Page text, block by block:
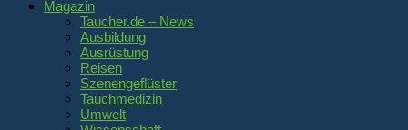
Magazin
Taucher.de – News
Ausbildung
Ausrüstung
Reisen
Szenengeflüster
Tauchmedizin
Umwelt